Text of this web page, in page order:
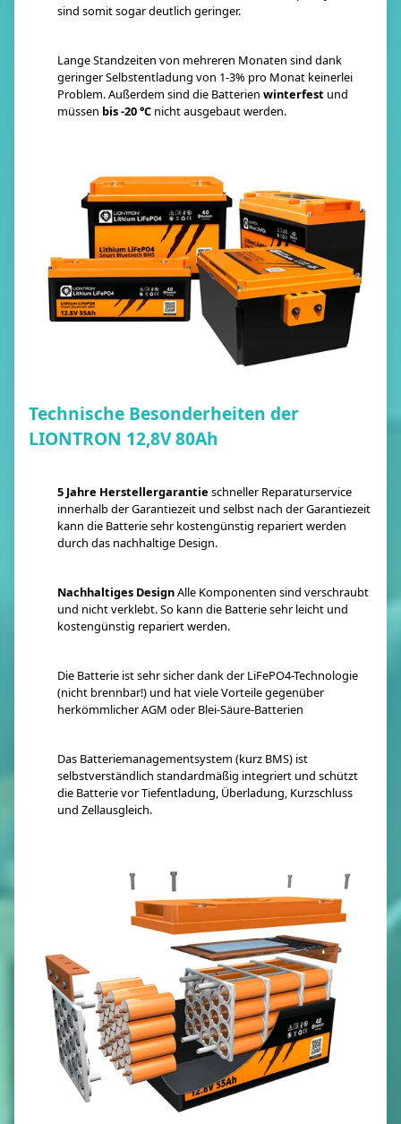
sind somit sogar deutlich geringer.
Lange Standzeiten von mehreren Monaten sind dank
geringer Selbstentladung von 1-3% pro Monat keinerlei
Problem. Außerdem sind die Batterien winterfest und
müssen bis -20 °C nicht ausgebaut werden.
Technische Besonderheiten der
LIONTRON 12,8V 80Ah
5 Jahre Herstellergarantie schneller Reparaturservice
innerhalb der Garantiezeit und selbst nach der Garantiezeit
kann die Batterie sehr kostengünstig repariert werden
durch das nachhaltige Design.
Nachhaltiges DesignAlle Komponenten sind verschraubt
und nicht verklebt. So kann die Batterie sehr leicht und
kostengünstig repariert werden.
Die Batterie ist sehr sicher dank der LiFePO4-Technologie
(nicht brennbar!) und hat viele Vorteile gegenüber
herkömmlicher AGM oder Blei-Säure-Batterien
Das Batteriemanagementsystem (kurz BMS) ist
selbstverständlich standardmäßig integriert und schützt
die Batterie vor Tiefentladung, Überladung, Kurzschluss
und Zellausgleich.